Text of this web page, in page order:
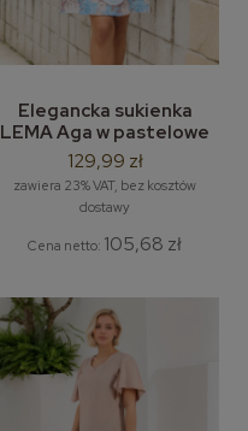
Elegancka sukienka
LEMA Aga w pastelowe
kwiaty-piwonie blue M-
3XL
129,99 zł
zawiera 23% VAT, bez kosztów
dostawy
Cena netto: 105,68 zł